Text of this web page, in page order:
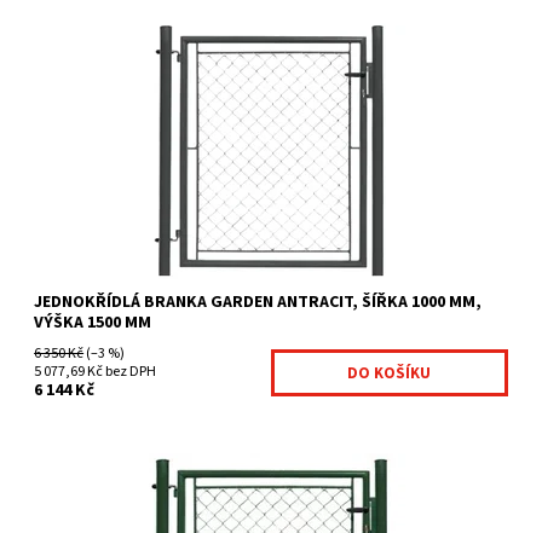
Branky Garden jsou určeny zejména jako efektivní a ekonomicky
výhodné řešení vchodů na Váš pozemek. Jsou vhodnou...
Na centrálním skladě
GAR13-400
Fence consulting
JEDNOKŘÍDLÁ BRANKA GARDEN ANTRACIT, ŠÍŘKA 1000 MM,
VÝŠKA 1500 MM
6 350 Kč(–3 %)
5 077,69 Kč bez DPH
6 144 Kč
Branky Garden jsou určeny zejména jako efektivní a ekonomicky
výhodné řešení vchodů na Váš pozemek jsou...